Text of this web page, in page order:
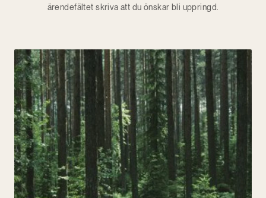
ärendefältet skriva att du önskar bli uppringd.